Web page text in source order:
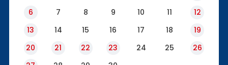
6
7 8 9 10 11
12
13
14 15 16 17 18
19
20
21 22 23 24 25
26